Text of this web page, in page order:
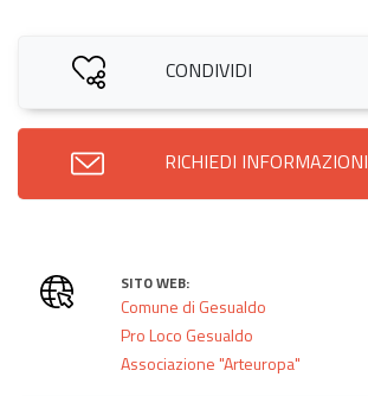
CONDIVIDI
RICHIEDI INFORMAZIONI
SITO WEB:
Comune di Gesualdo
Pro Loco Gesualdo
Associazione "Arteuropa"